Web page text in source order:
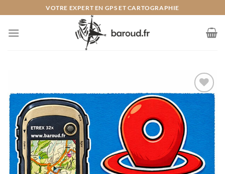
au
contenu
VOTRE EXPERT EN GPS ET CARTOGRAPHIE
souhaits